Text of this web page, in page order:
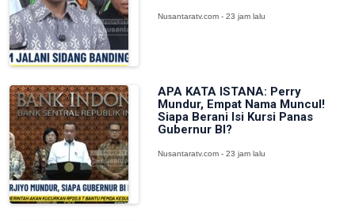
Nusantaratv.com - 23 jam lalu
APA KATA ISTANA: Perry
Mundur, Empat Nama Muncul!
Siapa Berani Isi Kursi Panas
Gubernur BI?
Nusantaratv.com - 23 jam lalu